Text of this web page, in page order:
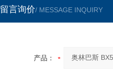
留言询价/ MESSAGE INQUIRY
产品：